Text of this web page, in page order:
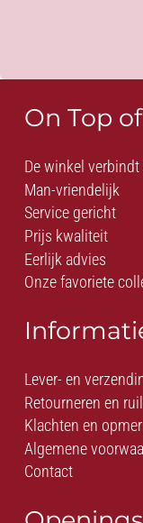
On Top
De winkel verbindt
Man-vriendelijk
Service gericht
Prijs kwaliteit
Eerlijk advies
Onze favoriete
Lever- en
Retourneren en
Klachten en
Algemene
Contact